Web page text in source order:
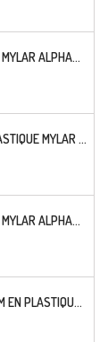
POCHOIR A4 EN PLASTIQUE MYLAR ALPHABET LETTRE TYPO RAVIE 30 MM
POCHOIR LETTRE A4 EN PLASTIQUE MYLAR ALPHABET LETTRES SCRIPT CAPITALES 25 MM
POCHOIR A4 EN PLASTIQUE MYLAR ALPHABET LETTRE TYPO SCIENCE 35 MM
LOT 3 POCHOIRS 30 X 30 CM EN PLASTIQUE MYLAR : ALPHABET COMPLET CABBAGE OMBRE 70 MM